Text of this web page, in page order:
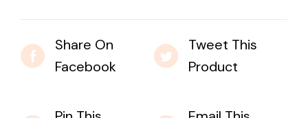
Share On
Facebook
Tweet This
Product